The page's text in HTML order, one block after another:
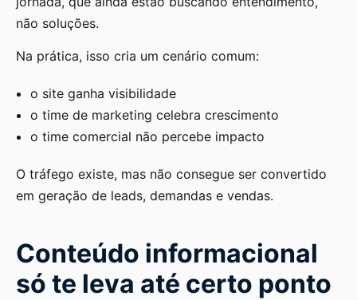
não soluções.
Na prática, isso cria um cenário comum:
o site ganha visibilidade
o time de marketing celebra crescimento
o time comercial não percebe impacto
O tráfego existe, mas não consegue ser convertido
em geração de leads, demandas e vendas.
Conteúdo informacional
só te leva até certo ponto